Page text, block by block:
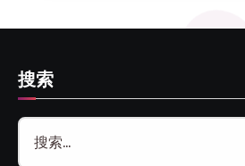
搜索
搜
索：